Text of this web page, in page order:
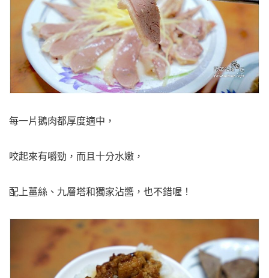
每一片鵝肉都厚度適中，
咬起來有嚼勁，而且十分水嫩，
配上薑絲、九層塔和獨家沾醬，也不錯喔！